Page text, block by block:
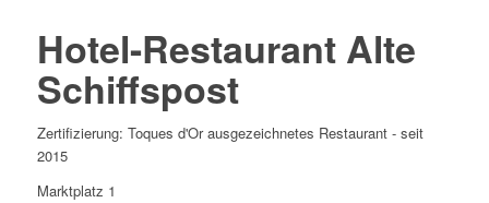
Hotel-Restaurant Alte
Schiffspost
Zertifizierung: Toques d'Or ausgezeichnetes Restaurant - seit
2015
Marktplatz 1